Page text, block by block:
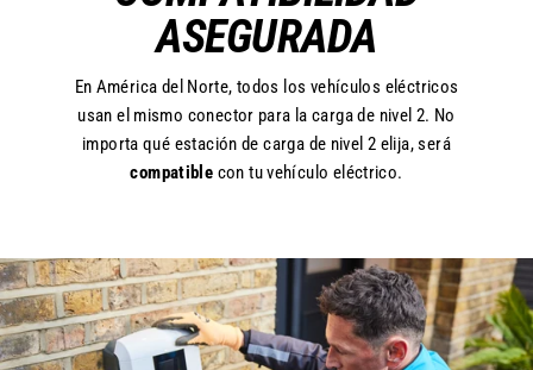
ASEGURADA
En América del Norte, todos los vehículos eléctricos
usan el mismo conector para la carga de nivel 2. No
importa qué estación de carga de nivel 2 elija, será
compatible con tu vehículo eléctrico.